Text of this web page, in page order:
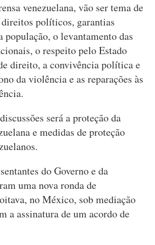
venezuelana, vão ser tema de
direitos políticos, garantias
população, o levantamento das
o respeito pelo Estado
direito, a convivência política e
da violência e as reparações às
será a proteção da
e medidas de proteção
do Governo e da
uma nova ronda de
no México, sob mediação
a assinatura de um acordo de